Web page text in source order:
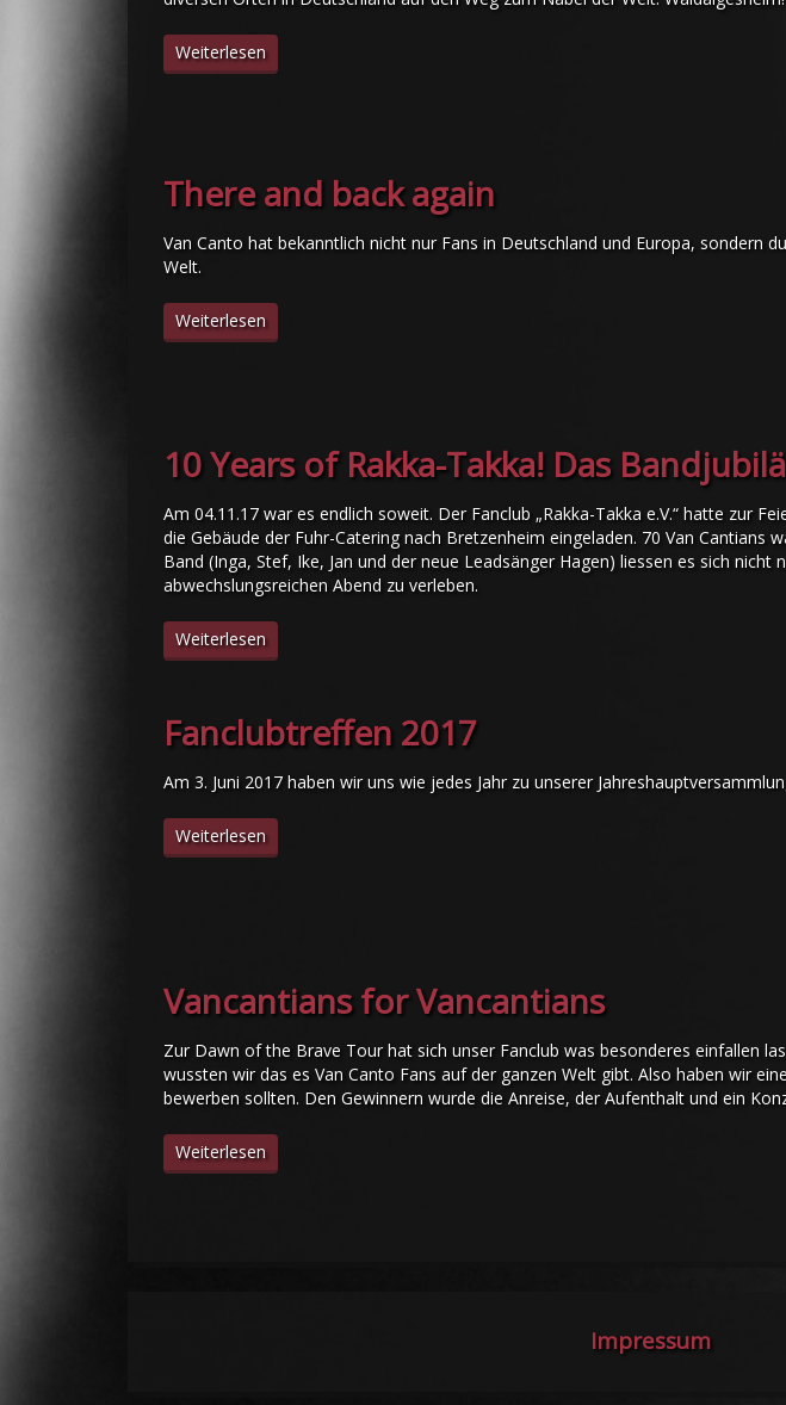
Weiterlesen
There and back again
Van Canto hat bekanntlich nicht nur Fans in Deutschland und Europa, sondern
Welt.
Weiterlesen
10 Years of Rakka-Takka! Das
Am 04.11.17 war es endlich soweit. Der Fanclub „Rakka-Takka e.V.“ hatte zur
die Gebäude der Fuhr-Catering nach Bretzenheim eingeladen. 70 Van
Band (Inga, Stef, Ike, Jan und der neue Leadsänger Hagen) liessen es sich
abwechslungsreichen Abend zu verleben.
Weiterlesen
Fanclubtreffen 2017
Am 3. Juni 2017 haben wir uns wie jedes Jahr zu unserer
Weiterlesen
Vancantians for Vancantians
Zur Dawn of the Brave Tour hat sich unser Fanclub was besonderes einfallen
wussten wir das es Van Canto Fans auf der ganzen Welt gibt. Also haben wir
bewerben sollten. Den Gewinnern wurde die Anreise, der Aufenthalt und ein
Weiterlesen
Impressum